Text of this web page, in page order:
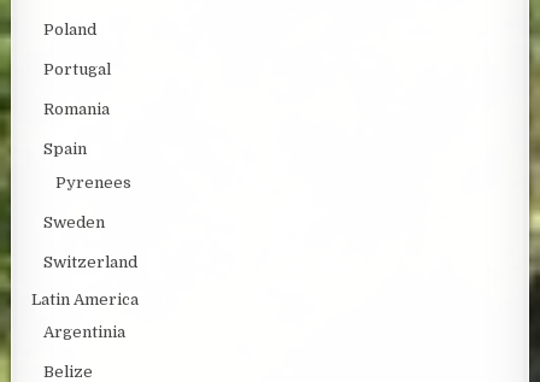
Poland
Portugal
Romania
Spain
Pyrenees
Sweden
Switzerland
Latin America
Argentinia
Belize